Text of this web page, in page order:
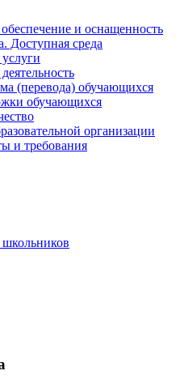
и оснащенность
Доступная среда
(перевода) обучающихся
обучающихся
организации
и требования